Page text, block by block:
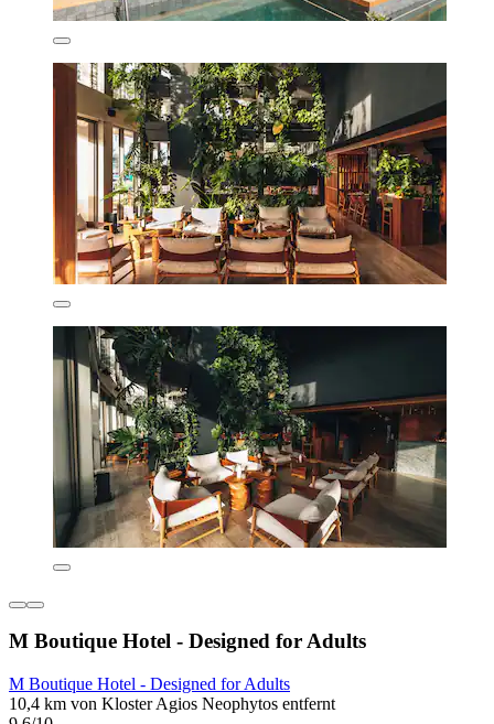
M Boutique Hotel - Designed for Adults
M Boutique Hotel - Designed for Adults
10,4 km von Kloster Agios Neophytos entfernt